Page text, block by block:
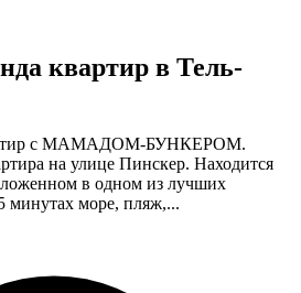
квартир в Тель-
с МАМАДОМ-БУНКЕРОМ.
на улице Пинскер. Находится
в одном из лучших
минутах море, пляж,...